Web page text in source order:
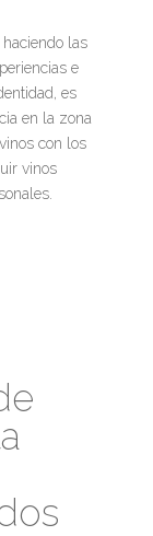
las
e
es
en la zona
con los
vinos